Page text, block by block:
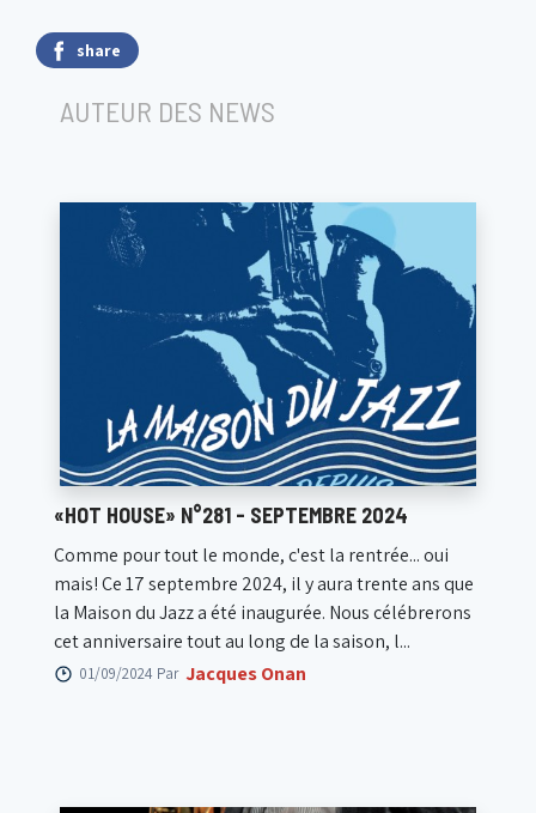
share
AUTEUR DES NEWS
«HOT HOUSE» N°281 - SEPTEMBRE 2024
Comme pour tout le monde, c'est la rentrée... oui
mais! Ce 17 septembre 2024, il y aura trente ans que
la Maison du Jazz a été inaugurée. Nous célébrerons
cet anniversaire tout au long de la saison, l...
01/09/2024 Par Jacques Onan